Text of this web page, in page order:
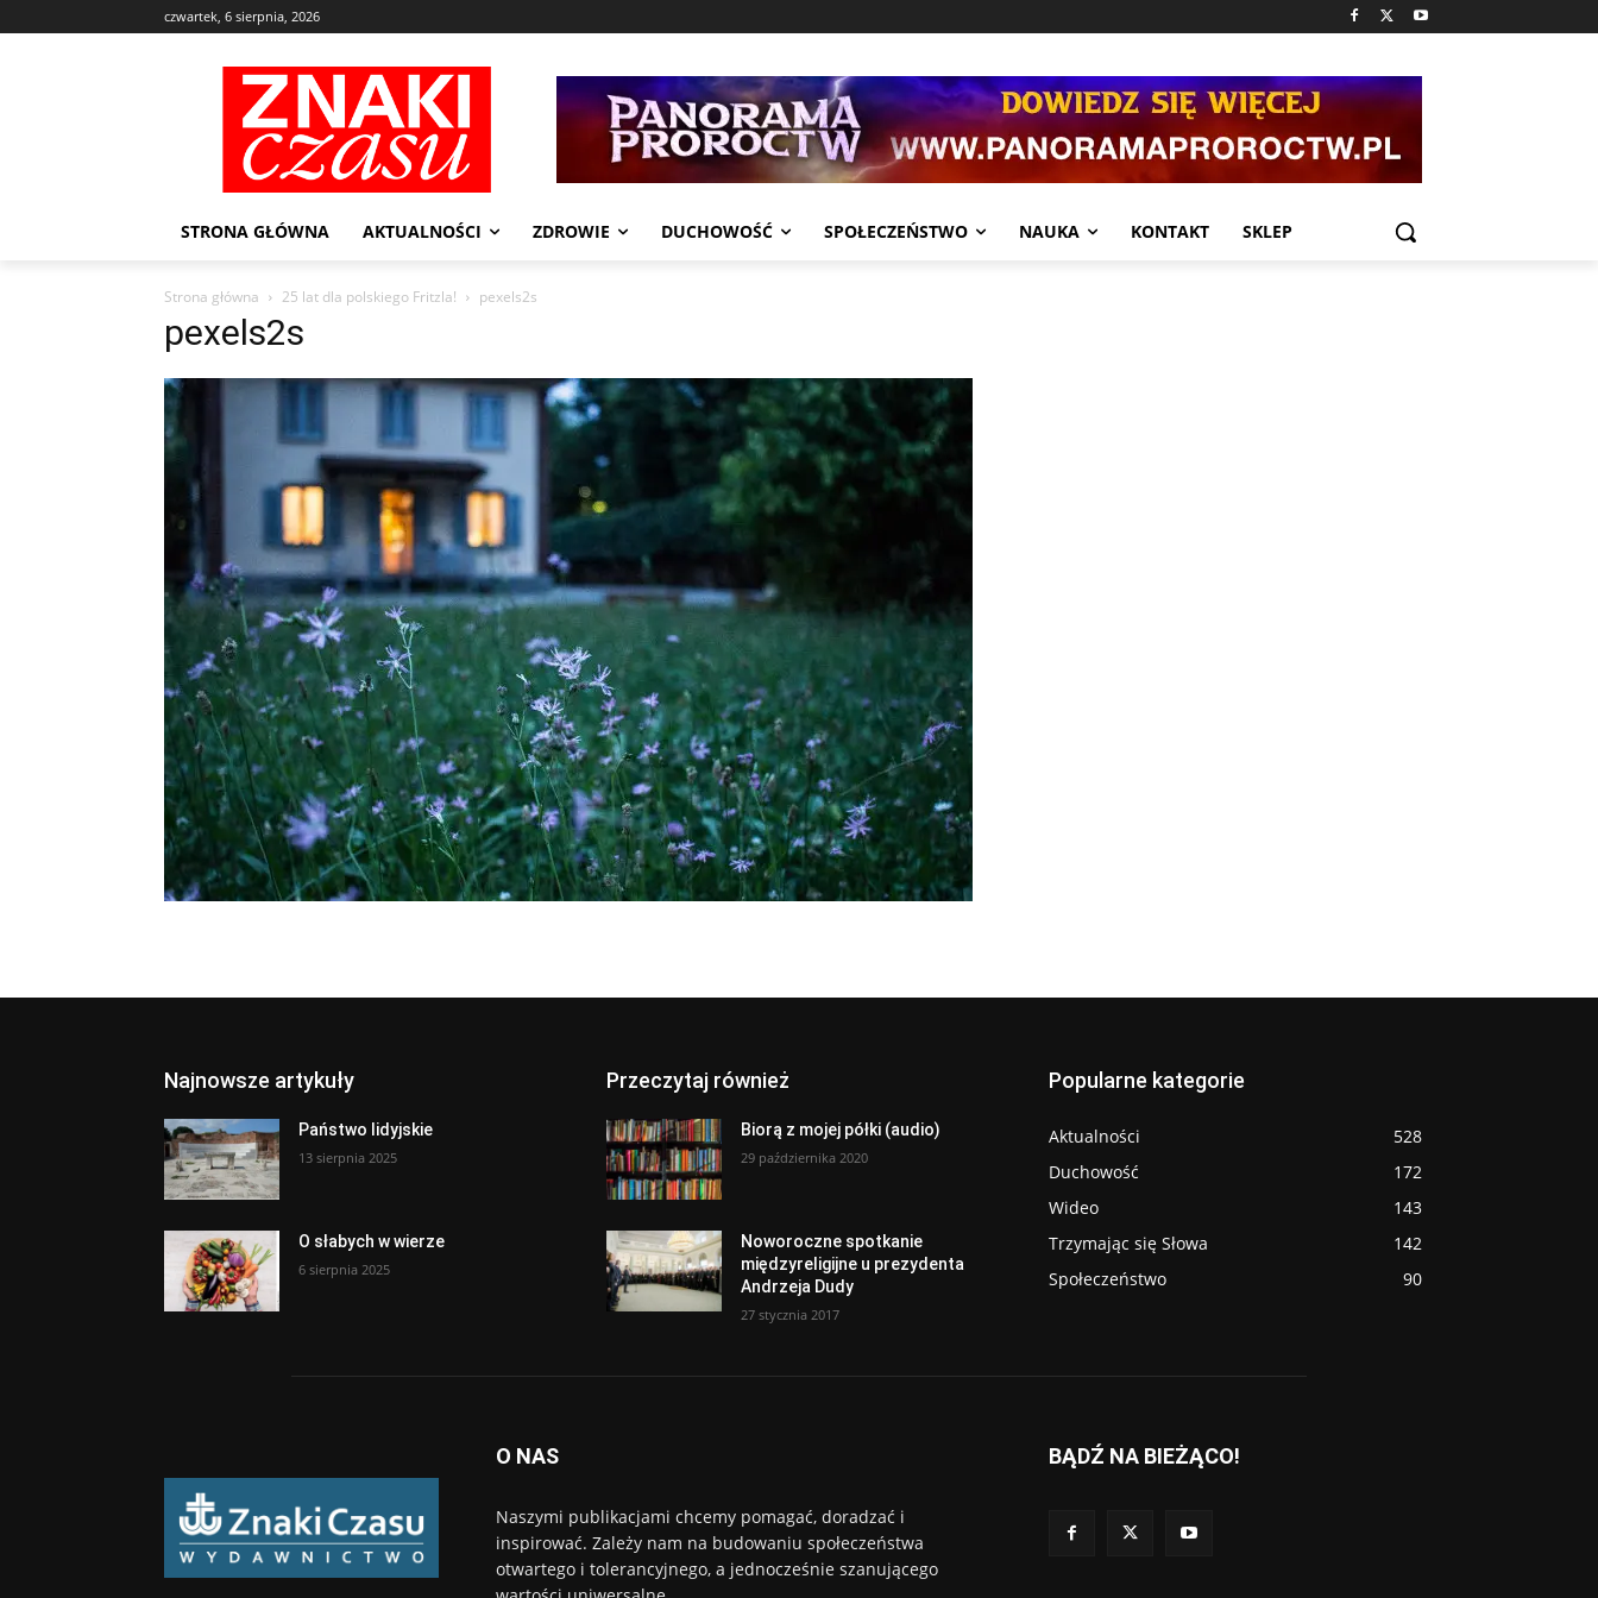
czwartek, 6 sierpnia, 2026
STRONA GŁÓWNA AKTUALNOŚCI ZDROWIE DUCHOWOŚĆ SPOŁECZEŃSTWO NAUKA KONTAKT SKLEP
Strona główna 25 lat dla polskiego Fritzla! pexels2s
pexels2s
Najnowsze artykuły
Państwo lidyjskie
13 sierpnia 2025
O słabych w wierze
6 sierpnia 2025
Przeczytaj również
Biorą z mojej półki (audio)
29 października 2020
Noworoczne spotkanie
międzyreligijne u prezydenta
Andrzeja Dudy
27 stycznia 2017
Popularne kategorie
Aktualności
528
Duchowość
172
Wideo
143
Trzymając się Słowa
142
Społeczeństwo
90
O NAS
Naszymi publikacjami chcemy pomagać, doradzać i
inspirować. Zależy nam na budowaniu społeczeństwa
otwartego i tolerancyjnego, a jednocześnie szanującego
BĄDŹ NA BIEŻĄCO!